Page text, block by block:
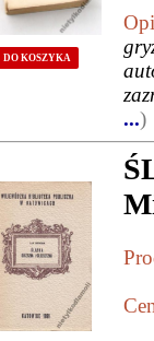
DO KOSZYKA
...)